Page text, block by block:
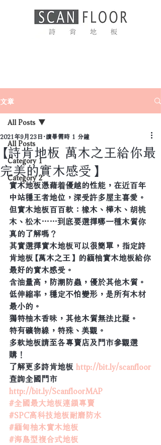
文章
All Posts
Category 1
Category 2
All Posts
【詩肯地板 萬木之王給你最
完美的實木感受】
2021年9月23日 讀畢需時 1 分鐘
實木地板憑藉着優越的性能，在近百年
中站穩王者地位，深受許多屋主喜愛。
但實木地板百百款：橡木、樺木、胡桃
木、松木……到底要選擇哪一種木質你
真的了解嗎？
其實選擇實木地板可以很簡單，指定詩
肯地板【萬木之王】的緬柚實木地板給你
最好的實木感受。
含油量高，防潮防蟲，優於其他木質。
低伸縮率，穩定不怕變形，是所有木材
最小的。
獨特柚木香味，其他木質無法比擬。
特有礦物線，特殊、美觀。
多款地板請至各專賣店及門市參觀選
購！
了解更多詩肯地板 http://bit.ly/scanfloor
查詢全國門市
http://bit.ly/ScanfloorMAP
#全國最大地板連鎖專賣
#SPC高科技地板耐磨防水
#緬甸柚木實木地板
#海島型複合式地板